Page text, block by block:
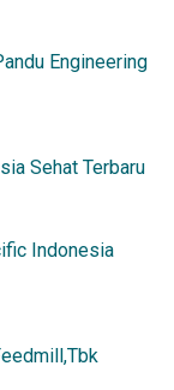
Engineering
Sehat Terbaru
Indonesia